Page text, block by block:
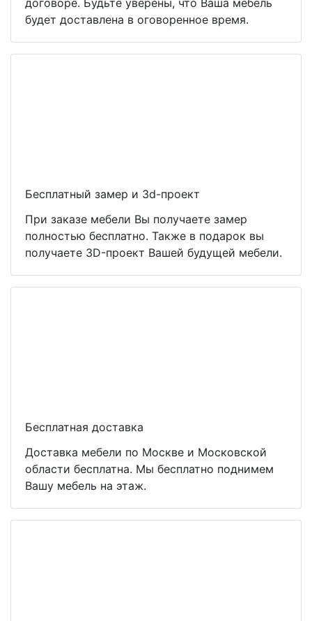
договоре. Будьте уверены, что Ваша мебель
будет доставлена в оговоренное время.
Бесплатный замер и 3d-проект
При заказе мебели Вы получаете замер
полностью бесплатно. Также в подарок вы
получаете 3D-проект Вашей будущей мебели.
Бесплатная доставка
Доставка мебели по Москве и Московской
области бесплатна. Мы бесплатно поднимем
Вашу мебель на этаж.